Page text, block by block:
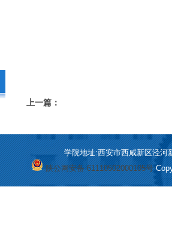
上一篇：
学院地址:西安市西咸新区泾河
陕公网安备 61110502000105号